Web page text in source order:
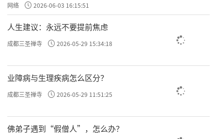
省思
公案中的五百位穷人，追求财宝、富贵，
是芸芸众生的缩影。譬喻着一般世间人的生命
价值，大多是在无常中追求丰裕的物质生活。
然而，执着于物质的富贵，只会带来更多不安
和心灵的贫穷，况且世间的财富即便得到，转
眼之间亦会消散，无法长久拥有。听闻佛法，
让我们明白人生的真理，体悟到这一念真心，
网络 2026-06-03 16:15:51
人生建议：永远不要提前焦虑
成都三圣禅寺 2026-05-29 15:34:18
业障病与生理疾病怎么区分？
成都三圣禅寺 2026-05-29 11:51:25
佛弟子遇到“假僧人”，怎么办？